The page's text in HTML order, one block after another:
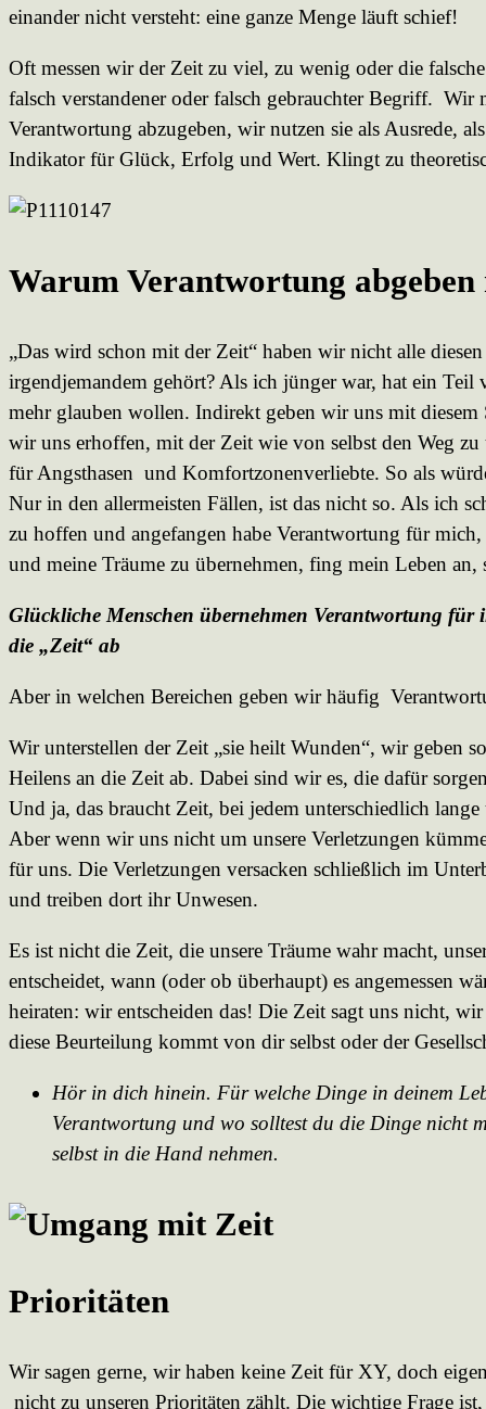
einander nicht versteht: eine ganze Menge läuft schief!
Oft messen wir der Zeit zu viel, zu wenig oder die
falsch verstandener oder falsch gebrauchter Begriff. Wir
Verantwortung abzugeben, wir nutzen sie als Ausrede,
Indikator für Glück, Erfolg und Wert. Klingt zu
Warum Verantwortung
„Das wird schon mit der Zeit“ haben wir nicht alle
irgendjemandem gehört? Als ich jünger war, hat ein
mehr glauben wollen. Indirekt geben wir uns mit diesem
wir uns erhoffen, mit der Zeit wie von selbst den Weg
für Angsthasen und Komfortzonenverliebte. So als
Nur in den allermeisten Fällen, ist das nicht so. Als ich
zu hoffen und angefangen habe Verantwortung für
und meine Träume zu übernehmen, fing mein Leben an,
Glückliche Menschen übernehmen Verantwortung für
die „Zeit“ ab
Aber in welchen Bereichen geben wir häufig
Wir unterstellen der Zeit „sie heilt Wunden“, wir geben
Heilens an die Zeit ab. Dabei sind wir es, die dafür
Und ja, das braucht Zeit, bei jedem unterschiedlich
Aber wenn wir uns nicht um unsere Verletzungen
für uns. Die Verletzungen versacken schließlich im
und treiben dort ihr Unwesen.
Es ist nicht die Zeit, die unsere Träume wahr macht,
entscheidet, wann (oder ob überhaupt) es angemessen
heiraten: wir entscheiden das! Die Zeit sagt uns nicht,
diese Beurteilung kommt von dir selbst oder der
Hör in dich hinein. Für welche Dinge in deinem
Verantwortung und wo solltest du die Dinge nicht
selbst in die Hand nehmen.
Prioritäten
Wir sagen gerne, wir haben keine Zeit für XY, doch
nicht zu unseren Prioritäten zählt. Die wichtige Frage